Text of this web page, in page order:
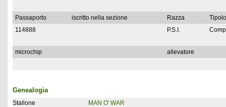
Passaporto iscritto nella sezione Razza
114888
P.S.I.
microchip allevatore
Genealogia
Stallone
MAN O' WAR